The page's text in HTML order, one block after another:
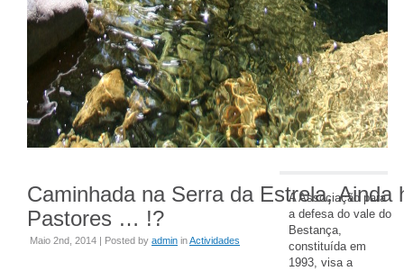
Caminhada na Serra da Estrela, Ainda
Pastores … !?
Maio 2nd, 2014 | Posted by admin inActividades
A Associação para
a defesa do vale do
Bestança,
constituída em
1993, visa a